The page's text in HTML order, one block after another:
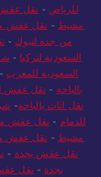
للرياض - نقل
مشيط - نقل عفش
من جدة لتبوك -
السعودية لتركيا -
السعودية للمغرب -
بالباحة - نقل عفش
نقل اثاث بالباحة-
للدمام - نقل عفش
مشيط - نقل عفش
نقل عفش بجدة -
بجدة - نقل